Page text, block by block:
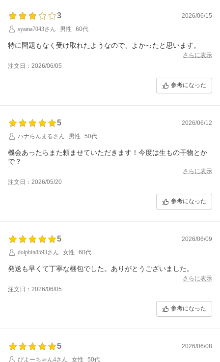
3
2026/06/15
syama7043さん
男性 60代
特に問題もなく受け取れたようなので、よかったと思います。
さらに表示
注文日：2026/06/05
参考になった
5
2026/06/12
ハナらんまるさん
男性 50代
機会あったらまた頼ませていただきます！今度は生もの干物とか
で？
さらに表示
注文日：2026/05/20
参考になった
5
2026/06/09
dolphin8593さん
女性 60代
発送も早くて丁寧な梱包でした。ありがとうございました。
さらに表示
注文日：2026/06/05
参考になった
5
2026/06/08
ぴよーちゃん4さん
女性 50代